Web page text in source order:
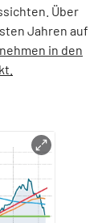
Über
Jahren auf
in den